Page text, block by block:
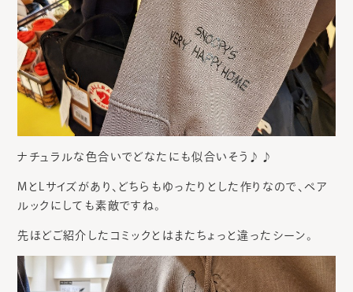
ナチュラルな色合いでどなたにも似合いそう♪♪
MとLサイズがあり、どちらもゆったりとした作りなので、ペア
ルックにしても素敵ですね。
先ほどご紹介したコミックとはまたちょっと違ったシーン。